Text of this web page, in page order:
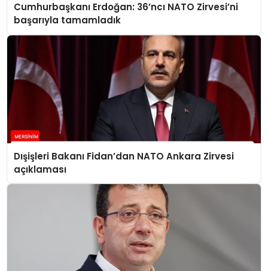
Cumhurbaşkanı Erdoğan: 36’ncı NATO Zirvesi’ni
başarıyla tamamladık
Dışişleri Bakanı Fidan’dan NATO Ankara Zirvesi
açıklaması